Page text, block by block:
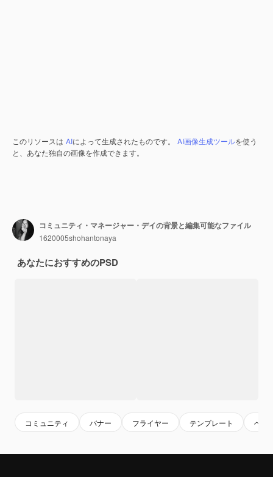
このリソースは AIによって生成されたものです。 AI画像生成ツールを使う
と、あなた独自の画像を作成できます。
コミュニティ・マネージャー・デイの背景と編集可能なファイル
1620005shohantonaya
あなたにおすすめのPSD
コミュニティ バナー フライヤー テンプレート ベク